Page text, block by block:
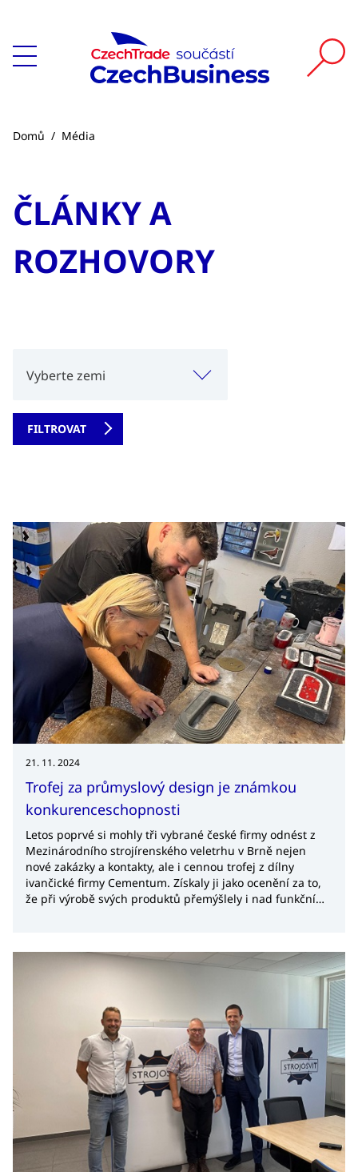
Domů / Média
ČLÁNKY A
ROZHOVORY
Vyberte zemi
21. 11. 2024
Trofej za průmyslový design je známkou
konkurenceschopnosti
Letos poprvé si mohly tři vybrané české firmy odnést z
Mezinárodního strojírenského veletrhu v Brně nejen
nové zakázky a kontakty, ale i cennou trofej z dílny
ivančické firmy Cementum. Získaly ji jako ocenění za to,
že při výrobě svých produktů přemýšlely i nad funkčním
poroty soutěže.